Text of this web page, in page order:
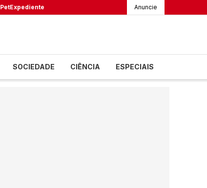
PetExpediente Anuncie
SOCIEDADE CIÊNCIA ESPECIAIS